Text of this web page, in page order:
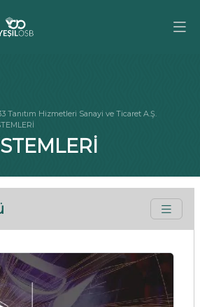
Tanıtım Hizmetleri Sanayi ve Ticaret A.Ş.